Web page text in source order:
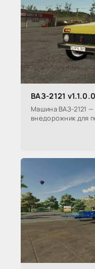
ВАЗ-2121 v1.1.0.0
Машина ВАЗ-2121
внедорожник для